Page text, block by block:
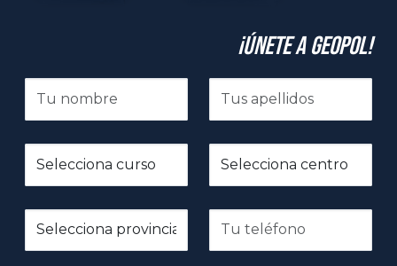
¡Únete a GeoPol!